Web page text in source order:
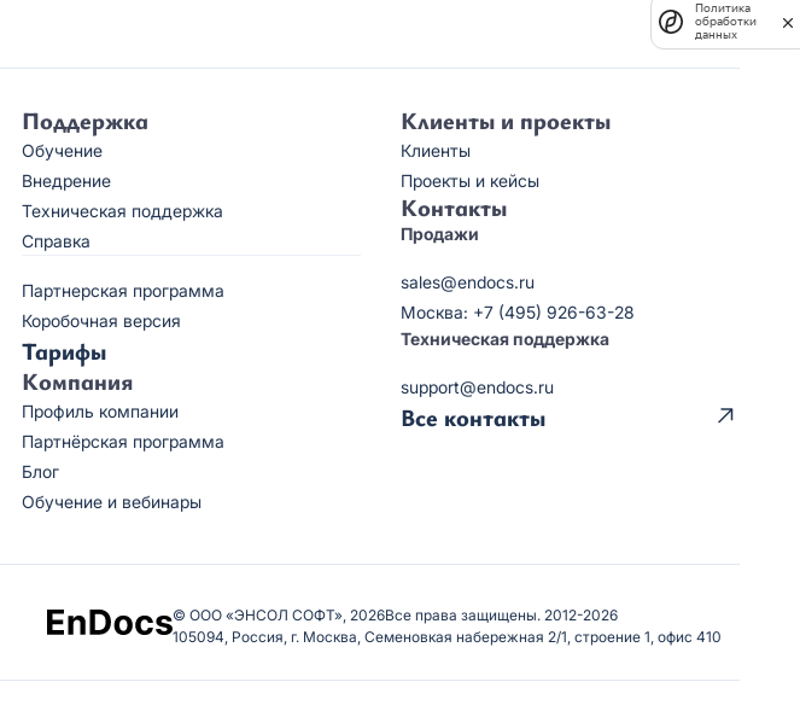
Поддержка
Обучение
Внедрение
Техническая поддержка
Справка
Партнерская программа
Коробочная версия
Тарифы
Компания
Профиль компании
Партнёрская программа
Блог
Обучение и вебинары
Клиенты и проекты
Клиенты
Проекты и кейсы
Контакты
Продажи
sales@endocs.ru
Москва: +7 (495) 926-63-28
Техническая поддержка
support@endocs.ru
Все контакты
© ООО «ЭНСОЛ СОФТ», 2026Все права защищены. 2012-2026
105094, Россия, г. Москва, Семеновкая набережная 2/1, строение 1, офис 410
Политика
обработки
данных